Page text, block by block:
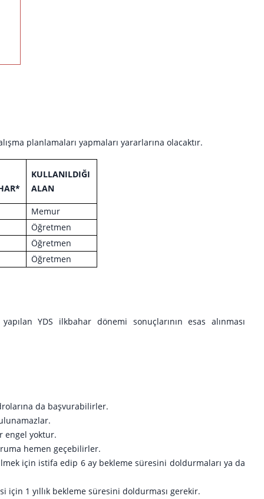
planlamaları yapmaları yararlarına olacaktır.
KULLANILDIĞI
ALAN
Memur
Öğretmen
Öğretmen
Öğretmen
YDS ilkbahar dönemi sonuçlarının esas alınması
da başvurabilirler.
engel yoktur.
hemen geçebilirler.
için istifa edip 6 ay bekleme süresini doldurmaları ya da
için 1 yıllık bekleme süresini doldurması gerekir.